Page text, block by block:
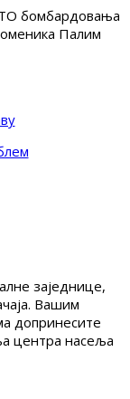
бомбардовања
Палим
заједнице,
Вашим
допринесите
центра насеља